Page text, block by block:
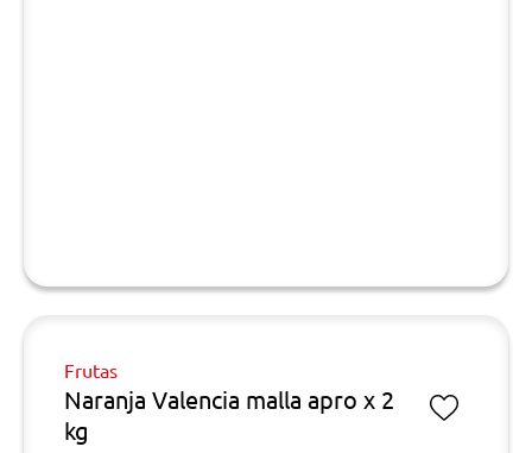
Frutas
Naranja Valencia malla apro x 2
kg